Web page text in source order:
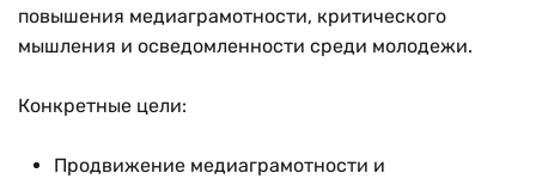
повышения медиаграмотности, критического
мышления и осведомленности среди молодежи.
Конкретные цели:
Продвижение медиаграмотности и